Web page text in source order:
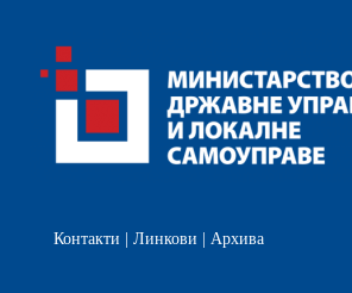
Контакти Линкови Архива